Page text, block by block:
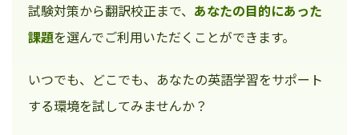
試験対策から翻訳校正まで、 あなたの目的にあった
課題を選んでご利用いただくことができます。
いつでも、どこでも、あなたの英語学習をサポート
する環境を試してみませんか？